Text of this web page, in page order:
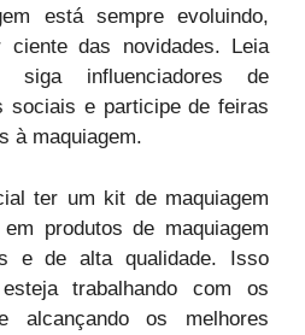
está sempre evoluindo,
das novidades. Leia
siga influenciadores de
sociais e participe de feiras
à maquiagem.
ter um kit de maquiagem
produtos de maquiagem
​​e de alta qualidade. Isso
trabalhando com os
alcançando os melhores